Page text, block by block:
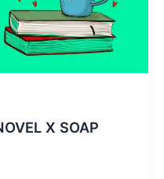
X SOAP